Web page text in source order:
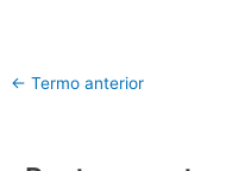
← Termo anterior